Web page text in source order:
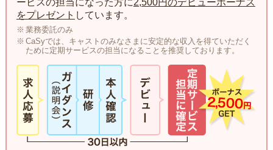
をプレゼント しています。
業務委託のみ
CaSyでは、キャストのみなさまに安定的な収入を得ていただく
ために定期サービスの担当になることを推奨しております。